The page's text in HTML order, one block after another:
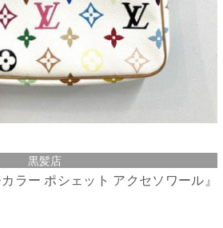
黒髪店
ラー ポシェット アクセソワール』